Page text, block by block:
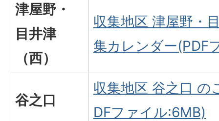
津屋野・
目井津
（西）
収集地区 津屋野・
集カレンダー(PDF
谷之口
収集地区 谷之口 の
DFファイル:6MB)